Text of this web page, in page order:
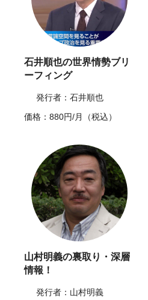
石井順也の世界情勢ブリ
ーフィング
発行者：石井順也
価格：880円/月（税込）
山村明義の裏取り・深層
情報！
発行者：山村明義